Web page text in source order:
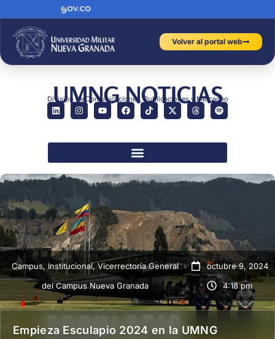
Volver al portal web
UMNG NOTICIAS
División de Comunicaciones, Publicaciones y Mercadeo
Campus,Institucional,Vicerrectoría General
del Campus Nueva Granada
octubre 9, 2024
4:18 pm
Empieza Esculapio 2024 en la UMNG